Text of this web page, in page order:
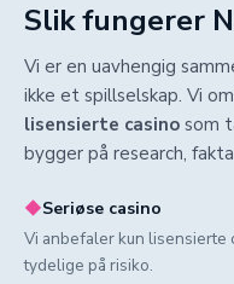
Slik fungerer
Vi er en uavhengig
ikke et spillselskap. Vi
lisensierte casino som
bygger på research,
◆Seriøse casino
Vi anbefaler kun lisensierte
tydelige på risiko.